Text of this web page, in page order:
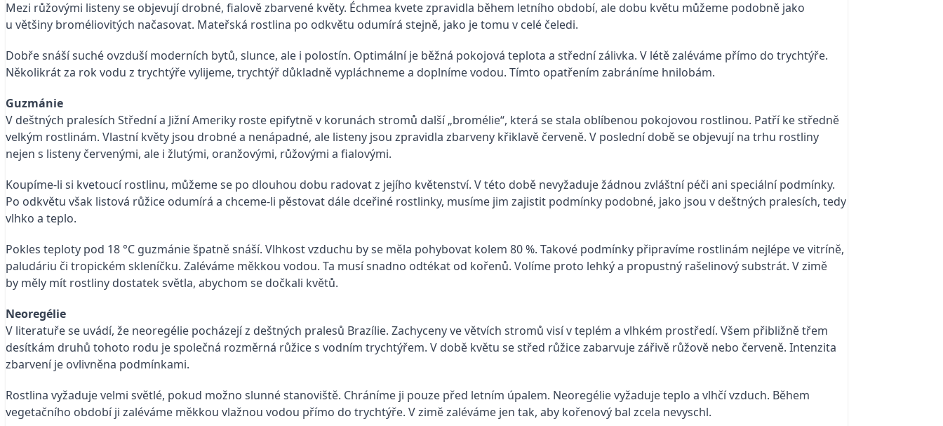
Mezi růžovými listeny se objevují drobné, fialově zbarvené květy. Échmea kvete zpravidla během letního období, ale dobu květu můžeme podobně jako
u většiny broméliovitých načasovat. Mateřská rostlina po odkvětu odumírá stejně, jako je tomu v celé čeledi.
Dobře snáší suché ovzduší moderních bytů, slunce, ale i polostín. Optimální je běžná pokojová teplota a střední zálivka. V létě zaléváme přímo do trychtýře.
Několikrát za rok vodu z trychtýře vylijeme, trychtýř důkladně vypláchneme a doplníme vodou. Tímto opatřením zabráníme hnilobám.
Guzmánie
V deštných pralesích Střední a Jižní Ameriky roste epifytně v korunách stromů další „bromélie“, která se stala oblíbenou pokojovou rostlinou. Patří ke středně
velkým rostlinám. Vlastní květy jsou drobné a nenápadné, ale listeny jsou zpravidla zbarveny křiklavě červeně. V poslední době se objevují na trhu rostliny
nejen s listeny červenými, ale i žlutými, oranžovými, růžovými a fialovými.
Koupíme-li si kvetoucí rostlinu, můžeme se po dlouhou dobu radovat z jejího květenství. V této době nevyžaduje žádnou zvláštní péči ani speciální podmínky.
Po odkvětu však listová růžice odumírá a chceme-li pěstovat dále dceřiné rostlinky, musíme jim zajistit podmínky podobné, jako jsou v deštných pralesích, tedy
vlhko a teplo.
Pokles teploty pod 18 °C guzmánie špatně snáší. Vlhkost vzduchu by se měla pohybovat kolem 80 %. Takové podmínky připravíme rostlinám nejlépe ve vitríně,
paludáriu či tropickém skleníčku. Zaléváme měkkou vodou. Ta musí snadno odtékat od kořenů. Volíme proto lehký a propustný rašelinový substrát. V zimě
by měly mít rostliny dostatek světla, abychom se dočkali květů.
Neoregélie
V literatuře se uvádí, že neoregélie pocházejí z deštných pralesů Brazílie. Zachyceny ve větvích stromů visí v teplém a vlhkém prostředí. Všem přibližně třem
desítkám druhů tohoto rodu je společná rozměrná růžice s vodním trychtýřem. V době květu se střed růžice zabarvuje zářivě růžově nebo červeně. Intenzita
zbarvení je ovlivněna podmínkami.
Rostlina vyžaduje velmi světlé, pokud možno slunné stanoviště. Chráníme ji pouze před letním úpalem. Neoregélie vyžaduje teplo a vlhčí vzduch. Během
vegetačního období ji zaléváme měkkou vlažnou vodou přímo do trychtýře. V zimě zaléváme jen tak, aby kořenový bal zcela nevyschl.